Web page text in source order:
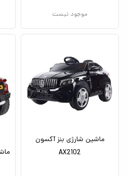
موجود نیست
ماشین شارژی بنز آکسون
AX2102